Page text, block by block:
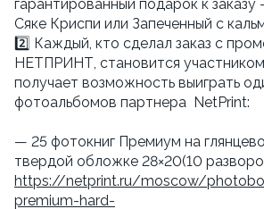
гарантированный подарок к
Сяке Криспи или Запеченный с
2️⃣ Каждый, кто сделал заказ с
НЕТПРИНТ, становится
получает возможность выиграть
фотоальбомов партнера NetPrint:
— 25 фотокниг Премиум на
твердой обложке 28×20(10
https://netprint.ru/moscow/
premium-hard-